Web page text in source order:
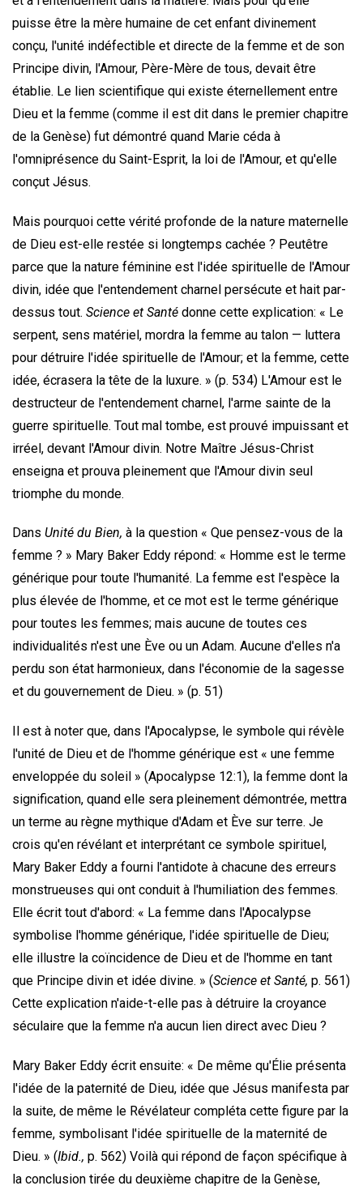
puisse être la mère humaine de cet enfant divinement
conçu, l'unité indéfectible et directe de la femme et de son
Principe divin, l'Amour, Père-Mère de tous, devait être
établie. Le lien scientifique qui existe éternellement entre
Dieu et la femme (comme il est dit dans le premier chapitre
de la Genèse) fut démontré quand Marie céda à
l'omniprésence du Saint-Esprit, la loi de l'Amour, et qu'elle
conçut Jésus.
Mais pourquoi cette vérité profonde de la nature maternelle
de Dieu est-elle restée si longtemps cachée ? Peutêtre
parce que la nature féminine est l'idée spirituelle de l'Amour
divin, idée que l'entendement charnel persécute et hait par-
dessus tout. Science et Santé donne cette explication: « Le
serpent, sens matériel, mordra la femme au talon — luttera
pour détruire l'idée spirituelle de l'Amour; et la femme, cette
idée, écrasera la tête de la luxure. » (p. 534) L'Amour est le
destructeur de l'entendement charnel, l'arme sainte de la
guerre spirituelle. Tout mal tombe, est prouvé impuissant et
irréel, devant l'Amour divin. Notre Maître Jésus-Christ
enseigna et prouva pleinement que l'Amour divin seul
triomphe du monde.
Dans Unité du Bien, à la question « Que pensez-vous de la
femme ? » Mary Baker Eddy répond: « Homme est le terme
générique pour toute l'humanité. La femme est l'espèce la
plus élevée de l'homme, et ce mot est le terme générique
pour toutes les femmes; mais aucune de toutes ces
individualités n'est une Ève ou un Adam. Aucune d'elles n'a
perdu son état harmonieux, dans l'économie de la sagesse
et du gouvernement de Dieu. » (p. 51)
Il est à noter que, dans l'Apocalypse, le symbole qui révèle
l'unité de Dieu et de l'homme générique est « une femme
enveloppée du soleil » (Apocalypse 12:1), la femme dont la
signification, quand elle sera pleinement démontrée, mettra
un terme au règne mythique d'Adam et Ève sur terre. Je
crois qu'en révélant et interprétant ce symbole spirituel,
Mary Baker Eddy a fourni l'antidote à chacune des erreurs
monstrueuses qui ont conduit à l'humiliation des femmes.
Elle écrit tout d'abord: « La femme dans l'Apocalypse
symbolise l'homme générique, l'idée spirituelle de Dieu;
elle illustre la coïncidence de Dieu et de l'homme en tant
que Principe divin et idée divine. » (Science et Santé, p. 561)
Cette explication n'aide-t-elle pas à détruire la croyance
séculaire que la femme n'a aucun lien direct avec Dieu ?
Mary Baker Eddy écrit ensuite: « De même qu'Élie présenta
l'idée de la paternité de Dieu, idée que Jésus manifesta par
la suite, de même le Révélateur compléta cette figure par la
femme, symbolisant l'idée spirituelle de la maternité de
Dieu. » (Ibid., p. 562) Voilà qui répond de façon spécifique à
la conclusion tirée du deuxième chapitre de la Genèse,